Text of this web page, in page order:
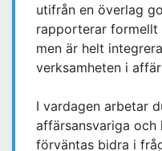
utifrån en överlag
rapporterar formellt
men är helt
verksamheten i
I vardagen arbetar
affärsansvariga och
förväntas bidra i